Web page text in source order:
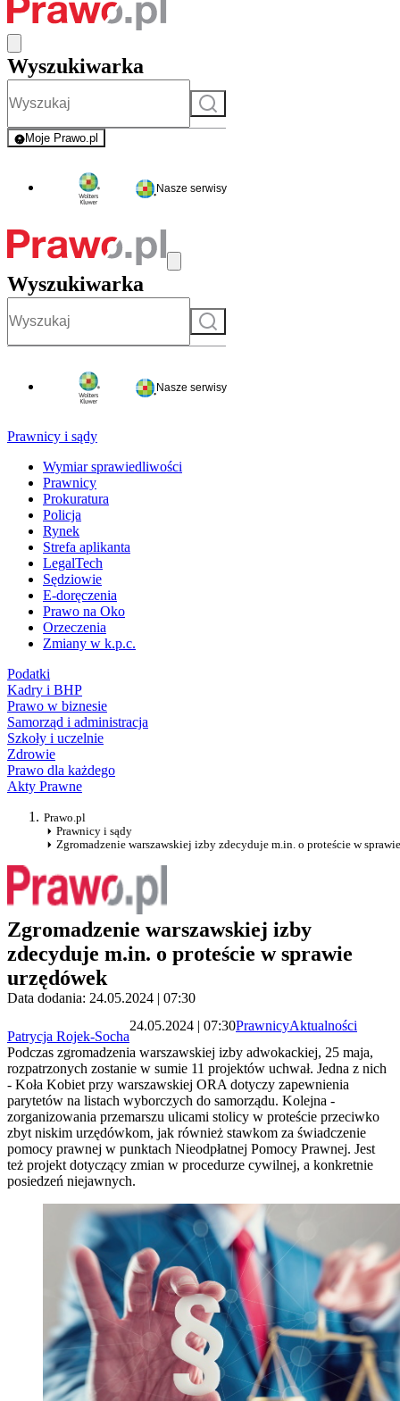
Wyszukiwarka
Szukaj
Moje Prawo.pl
- rejestracja i logowanie do serwisu
Nasze serwisy
Wyszukiwarka
Szukaj
Nasze serwisy
Prawnicy i sądy
Wymiar sprawiedliwości
Prawnicy
Prokuratura
Policja
Rynek
Strefa aplikanta
LegalTech
Sędziowie
E-doręczenia
Prawo na Oko
Orzeczenia
Zmiany w k.p.c.
Podatki
Kadry i BHP
Prawo w biznesie
Samorząd i administracja
Szkoły i uczelnie
Zdrowie
Prawo dla każdego
Akty Prawne
Prawo.pl
Prawnicy i sądy
Zgromadzenie warszawskiej izby zdecyduje m.in. o proteście w
Zgromadzenie warszawskiej izby
zdecyduje m.in. o proteście w sprawie
urzędówek
Data dodania: 24.05.2024 | 07:30
Patrycja Rojek-Socha
24.05.2024 | 07:30PrawnicyAktualności
Podczas zgromadzenia warszawskiej izby adwokackiej, 25 maja,
rozpatrzonych zostanie w sumie 11 projektów uchwał. Jedna z nich
- Koła Kobiet przy warszawskiej ORA dotyczy zapewnienia
parytetów na listach wyborczych do samorządu. Kolejna -
zorganizowania przemarszu ulicami stolicy w proteście przeciwko
zbyt niskim urzędówkom, jak również stawkom za świadczenie
pomocy prawnej w punktach Nieodpłatnej Pomocy Prawnej. Jest
też projekt dotyczący zmian w procedurze cywilnej, a konkretnie
posiedzeń niejawnych.